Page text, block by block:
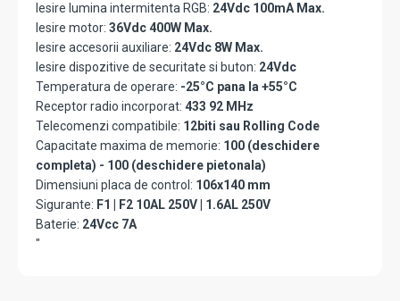
Iesire lumina intermitenta RGB: 24Vdc 100mA Max.
Iesire motor: 36Vdc 400W Max.
Iesire accesorii auxiliare: 24Vdc 8W Max.
Iesire dispozitive de securitate si buton: 24Vdc
Temperatura de operare: -25°C pana la +55°C
Receptor radio incorporat: 433 92 MHz
Telecomenzi compatibile: 12biti sau Rolling Code
Capacitate maxima de memorie: 100 (deschidere
completa) - 100 (deschidere pietonala)
Dimensiuni placa de control: 106x140 mm
Sigurante: F1 | F2 10AL 250V | 1.6AL 250V
Baterie: 24Vcc 7A
"